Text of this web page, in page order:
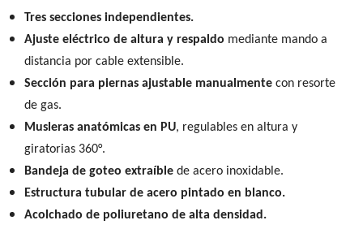
Tres secciones independientes.
Ajuste eléctrico de altura y respaldo mediante mando a
distancia por cable extensible.
Sección para piernas ajustable manualmente con resorte
de gas.
Musleras anatómicas en PU, regulables en altura y
giratorias 360°.
Bandeja de goteo extraíble de acero inoxidable.
Estructura tubular de acero pintado en blanco.
Acolchado de poliuretano de alta densidad.